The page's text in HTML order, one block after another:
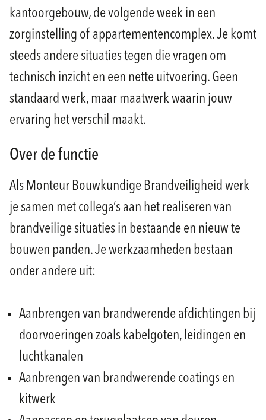
kantoorgebouw, de volgende week in een
zorginstelling of appartementencomplex. Je komt
steeds andere situaties tegen die vragen om
technisch inzicht en een nette uitvoering. Geen
standaard werk, maar maatwerk waarin jouw
ervaring het verschil maakt.
Over de functie
Als Monteur Bouwkundige Brandveiligheid werk
je samen met collega’s aan het realiseren van
brandveilige situaties in bestaande en nieuw te
bouwen panden. Je werkzaamheden bestaan
onder andere uit:
Aanbrengen van brandwerende afdichtingen bij
doorvoeringen zoals kabelgoten, leidingen en
luchtkanalen
Aanbrengen van brandwerende coatings en
kitwerk